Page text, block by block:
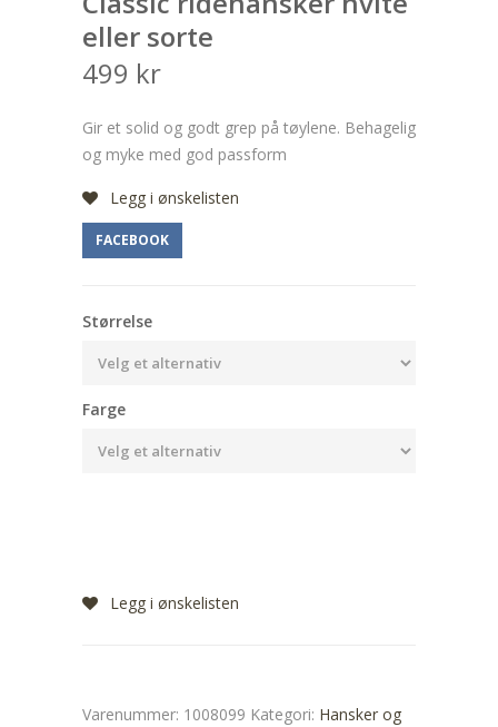
eller sorte
499 kr
Gir et solid og godt grep på tøylene. Behagelig
og myke med god passform
Legg i ønskelisten
FACEBOOK
Størrelse
Farge
Legg i ønskelisten
Varenummer: 1008099 Kategori: Hansker og